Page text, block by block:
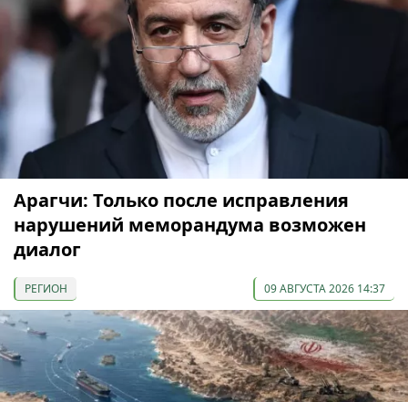
Арагчи: Только после исправления
нарушений меморандума возможен
диалог
РЕГИОН 09 АВГУСТА 2026 14:37